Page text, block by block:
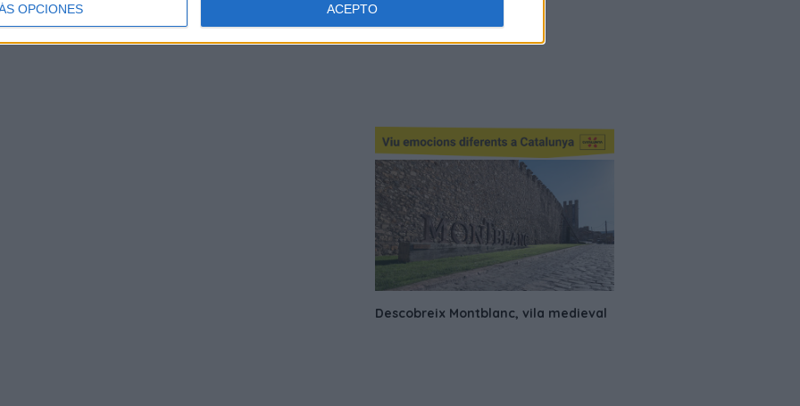
OPCIONES ACEPTO